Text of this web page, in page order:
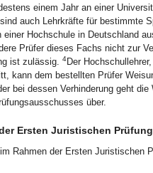
einem Jahr an einer
auch Lehrkräfte für bestimmte
Hochschule in Deutschland
Prüfer dieses Fachs nicht zur
ist zulässig. 4Der
kann dem bestellten Prüfer
bei dessen Verhinderung geht
über.
Ersten Juristischen Prüfung
Rahmen der Ersten Juristischen